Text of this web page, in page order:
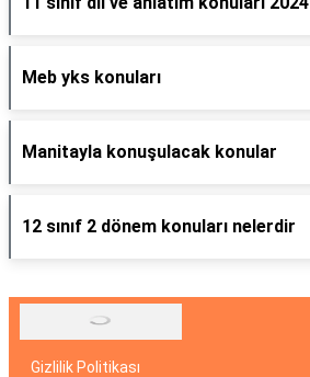
Meb yks konuları
Manitayla konuşulacak konular
12 sınıf 2 dönem konuları nelerdir
Gizlilik Politikası